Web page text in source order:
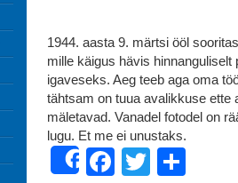
1944. aasta 9. märtsi ööl
mille käigus hävis
igaveseks. Aeg teeb aga oma
tähtsam on tuua avalikkuse ette
mäletavad. Vanadel fotodel on
lugu. Et me ei unustaks.
ShareFacebook
Twitter